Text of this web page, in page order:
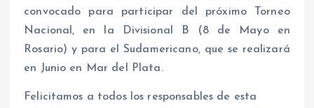
convocado para participar del próximo Torneo
Nacional, en la Divisional B (8 de Mayo en
Rosario) y para el Sudamericano, que se realizará
en Junio en Mar del Plata.
Felicitamos a todos los responsables de esta